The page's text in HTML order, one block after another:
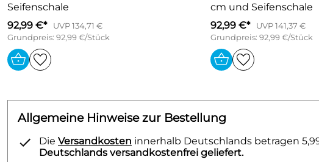
Seifenschale
92,99 €*
UVP 134,71 €
Grundpreis: 92,99 €/Stück
cm und Seifenschale
92,99 €*
UVP 141,37 €
Grundpreis: 92,99 €/Stück
Allgemeine Hinweise zur Bestellung
Die Versandkosten innerhalb Deutschlands betragen
Deutschlands versandkostenfrei geliefert.